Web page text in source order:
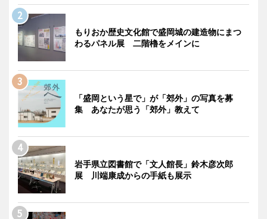
もりおか歴史文化館で盛岡城の建造物にまつ
わるパネル展 二階櫓をメインに
「盛岡という星で」が「郊外」の写真を募
集 あなたが思う「郊外」教えて
岩手県立図書館で「文人館長」鈴木彦次郎
展 川端康成からの手紙も展示